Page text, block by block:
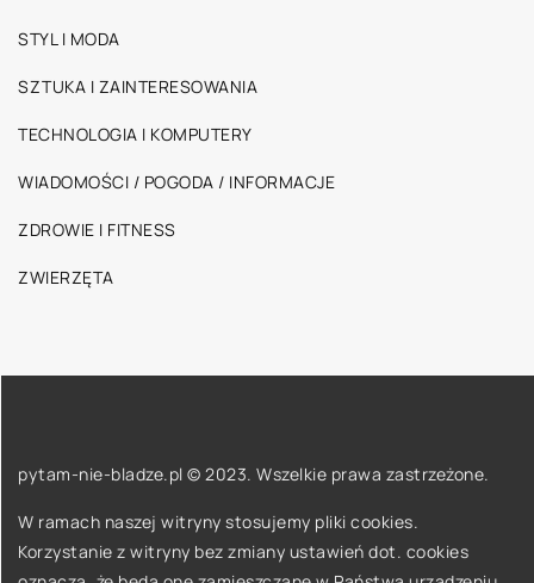
STYL I MODA
SZTUKA I ZAINTERESOWANIA
TECHNOLOGIA I KOMPUTERY
WIADOMOŚCI / POGODA / INFORMACJE
ZDROWIE I FITNESS
ZWIERZĘTA
pytam-nie-bladze.pl © 2023. Wszelkie prawa zastrzeżone.
W ramach naszej witryny stosujemy pliki cookies.
Korzystanie z witryny bez zmiany ustawień dot. cookies